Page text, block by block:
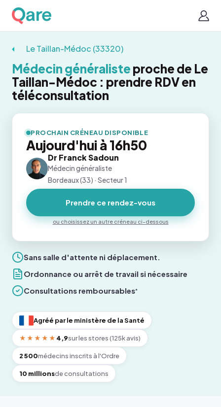
Le Taillan-Médoc (33320)
Médecin généraliste proche de Le
Taillan-Médoc : prendre RDV en
téléconsultation
Sans salle d'attente ni déplacement.
Ordonnance ou arrêt de travail si nécessaire
Consultations remboursables*
Agréé par le ministère de la Santé
★★★★★ 4,9sur les stores (125k avis)
2 500médecins inscrits à l'Ordre
10 millionsde consultations
PROCHAIN CRÉNEAU DISPONIBLE
Aujourd'hui à 16h50
Dr Franck Sadoun
Médecin généraliste
Bordeaux (33) · Secteur 1
Prendre ce rendez-vous
ou choisissez un autre créneau ci-dessous